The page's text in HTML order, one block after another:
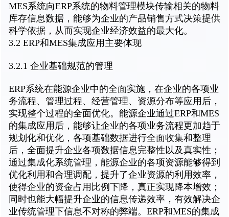
MES系统向ERP系统的物料管理模块传输相关的物料
库存信息数据，能够为企业的产品销售方式决策提供
科学依据，从而实现企业经济效益的最大化。
3.2 ERP和MES集成应用主要体现
3.2.1 企业基础规范的管理
ERP系统在能源企业中的全面实施，在企业的各项业
务流程、管理过程、经营管理、资源分布等应用后，
实现整个过程的全面优化。能源企业通过ERP和MES
的集成应用后，能够让企业的各项业务流程更加趋于
规划化和优化，各项基础数据进行全面收集和整理
后，全面提升企业各项数据信息完整性以及真实性；
通过集成化系统管理，能源企业的各项资源能够得到
优化利用和合理调配，提升了企业资源的利用效率，
使得企业的资金占用比例下降，真正实现降本增效；
同时也能大幅提升企业的信息传递效率，有效解决企
业传统管理下信息不对称的弊端。ERP和MES的集成